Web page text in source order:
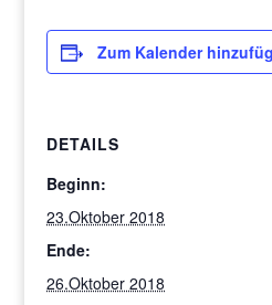
Zum Kalender
DETAILS
Beginn:
23.Oktober 2018
Ende:
26.Oktober 2018